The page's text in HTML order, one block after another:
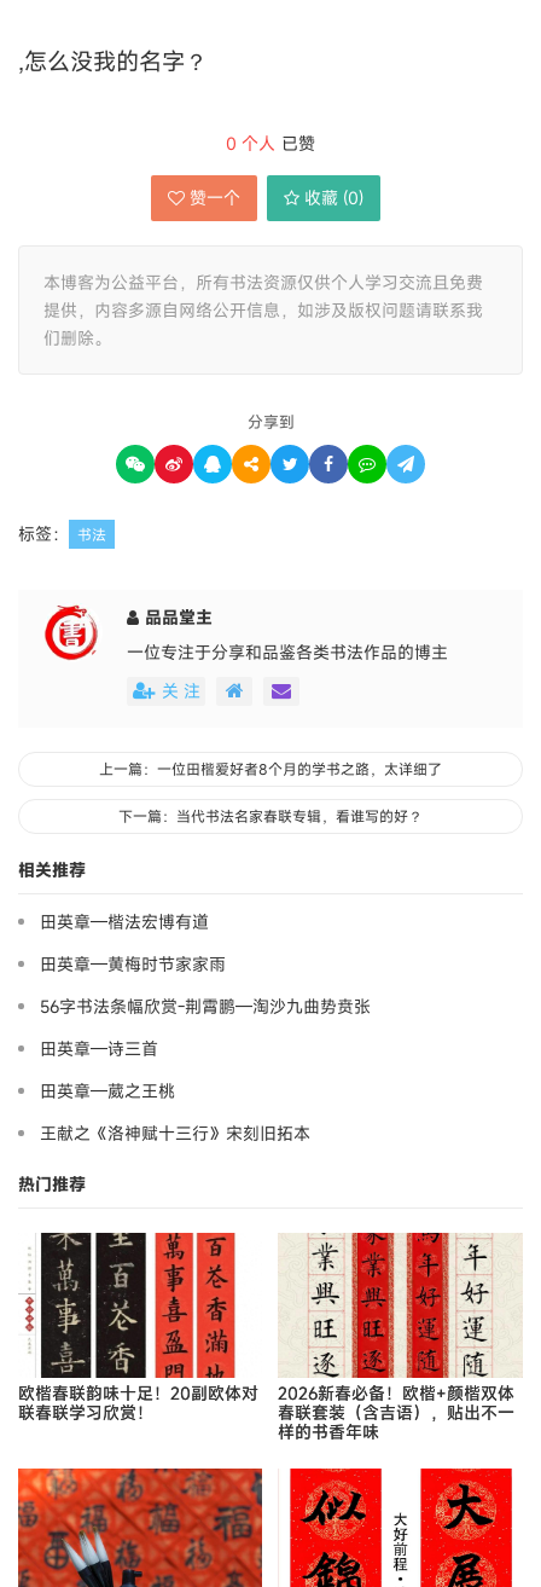
,怎么没我的名字？
0 个人 已赞
赞一个 收藏 (0)
本博客为公益平台，所有书法资源仅供个人学习交流且免费
提供，内容多源自网络公开信息，如涉及版权问题请联系我
们删除。
分享到
标签： 书法
品品堂主
一位专注于分享和品鉴各类书法作品的博主
关 注
上一篇：一位田楷爱好者8个月的学书之路，太详细了
下一篇：当代书法名家春联专辑，看谁写的好？
相关推荐
田英章—楷法宏博有道
田英章—黄梅时节家家雨
56字书法条幅欣赏-荆霄鹏—淘沙九曲势贲张
田英章—诗三首
田英章—葳之王桃
王献之《洛神赋十三行》宋刻旧拓本
热门推荐
欧楷春联韵味十足！20副欧体对
联春联学习欣赏！
2026新春必备！欧楷+颜楷双体
春联套装（含吉语），贴出不一
样的书香年味